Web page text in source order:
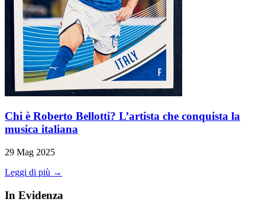
Chi è Roberto Bellotti? L’artista che conquista la
musica italiana
29 Mag 2025
Leggi di più →
In Evidenza